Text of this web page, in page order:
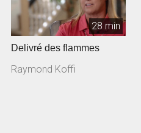
28 min
Delivré des flammes
Raymond Koffi